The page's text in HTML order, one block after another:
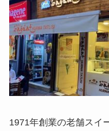
1971年創業の老舗スイ